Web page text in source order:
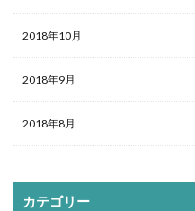
2018年10月
2018年9月
2018年8月
カテゴリー